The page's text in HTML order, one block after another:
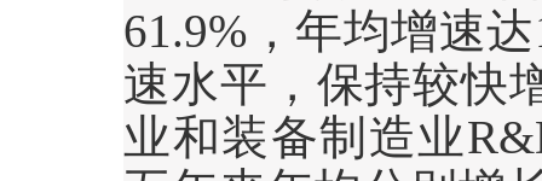
61.9% ，年均增速达
速水平，保持较快
业和装备制造业